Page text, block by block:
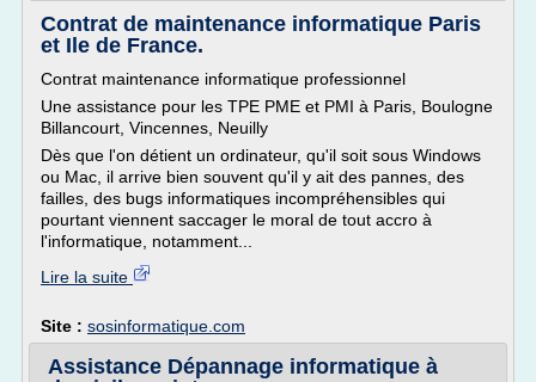
Contrat de maintenance informatique Paris
et Ile de France.
Contrat maintenance informatique professionnel
Une assistance pour les TPE PME et PMI à Paris, Boulogne
Billancourt, Vincennes, Neuilly
Dès que l'on détient un ordinateur, qu'il soit sous Windows
ou Mac, il arrive bien souvent qu'il y ait des pannes, des
failles, des bugs informatiques incompréhensibles qui
pourtant viennent saccager le moral de tout accro à
l'informatique, notamment...
Lire la suite
Site : sosinformatique.com
Assistance Dépannage informatique à